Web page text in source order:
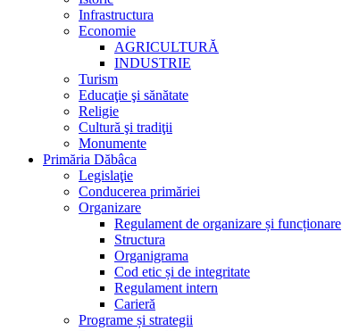
Infrastructura
Economie
AGRICULTURĂ
INDUSTRIE
Turism
Educaţie şi sănătate
Religie
Cultură şi tradiţii
Monumente
Primăria Dăbâca
Legislaţie
Conducerea primăriei
Organizare
Regulament de organizare și funcționare
Structura
Organigrama
Cod etic și de integritate
Regulament intern
Carieră
Programe și strategii